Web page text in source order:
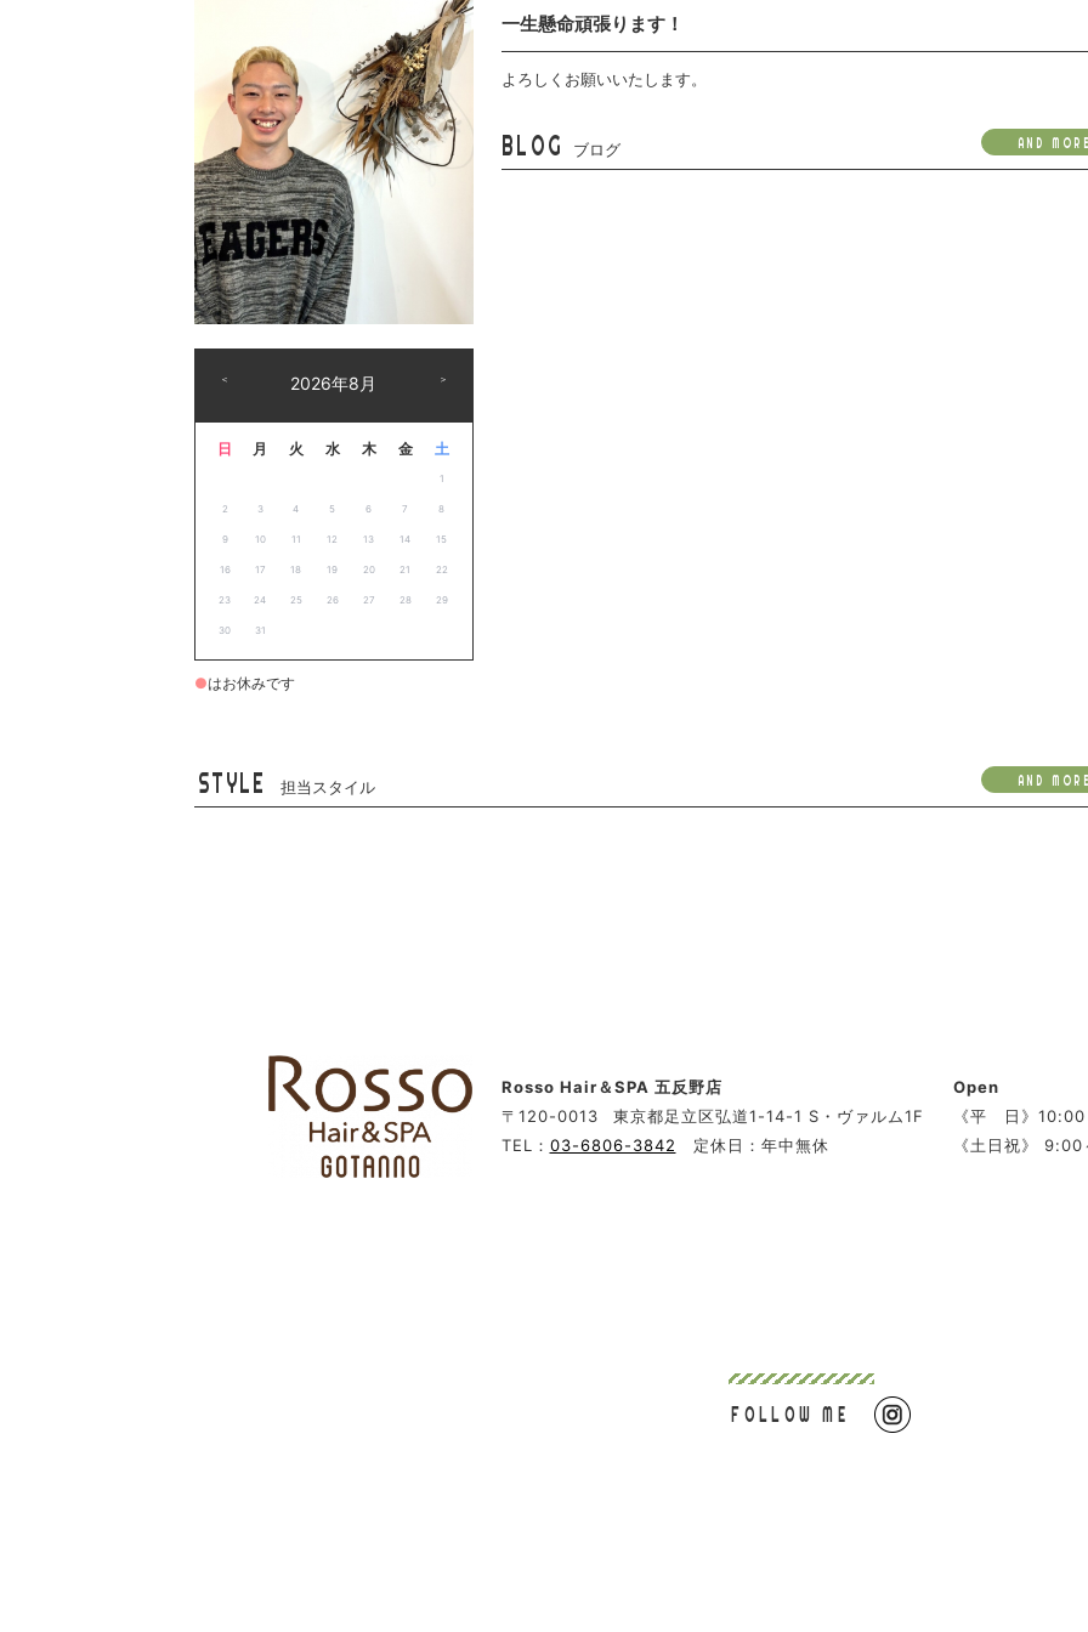
一生懸命頑張ります！
よろしくお願いいたします。
BLOG ブログ AND MORE
＜ 2026年8月 ＞
日 月 火 水 木 金 土
1
2 3 4 5 6 7 8
9 10 11 12 13 14 15
16 17 18 19 20 21 22
23 24 25 26 27 28 29
30 31
●はお休みです
STYLE 担当スタイル AND MORE
Rosso Hair＆SPA 五反野店
〒120-0013
東京都足立区弘道1-14-1 S・ヴァルム1F
TEL： 03-6806-3842 定休日：年中無休
Open
《平 日》
《土日祝》
FOLLOW ME